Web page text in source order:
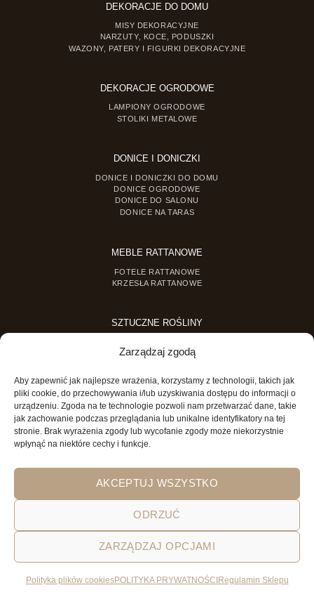
Zarządzaj zgodą
Aby zapewnić jak najlepsze wrażenia, korzystamy z technologii, takich jak
pliki cookie, do przechowywania i/lub uzyskiwania dostępu do informacji o
urządzeniu. Zgoda na te technologie pozwoli nam przetwarzać dane, takie
jak zachowanie podczas przeglądania lub unikalne identyfikatory na tej
stronie. Brak wyrażenia zgody lub wycofanie zgody może niekorzystnie
wpłynąć na niektóre cechy i funkcje.
AKCEPTUJ WSZYSTKO
ODRZUĆ
ZARZĄDZAJ OPCJAMI
Polityka plików cookiesPOLITYKA PRYWATNOŚCIRegulamin Sklepu
DEKORACJE DO DOMU
MISY DEKORACYJNE
NARZUTY, KOCE, PODUSZKI
WAZONY, PATERY I FIGURKI DEKORACYJNE
DEKORACJE OGRODOWE
LAMPIONY OGRODOWE
STOLIKI METALOWE
DONICE I DONICZKI
DONICE I DONICZKI DO DOMU
DONICE OGRODOWE
DONICE DO SALONU
DONICE NA TARAS
MEBLE RATTANOWE
FOTELE RATTANOWE
KRZESŁA RATTANOWE
SZTUCZNE ROŚLINY
SZTUCZNE ROŚLINY DONICZKOWE
MINI OGRODY
MINI OGRÓD DLA DZIECI
POLITYKA PRYWATNOŚCI
REGULAMIN SKLEPU ON-LINE
DOSTAWA
Wszystkie prawa zastrzeżone 2026 © Garden&You